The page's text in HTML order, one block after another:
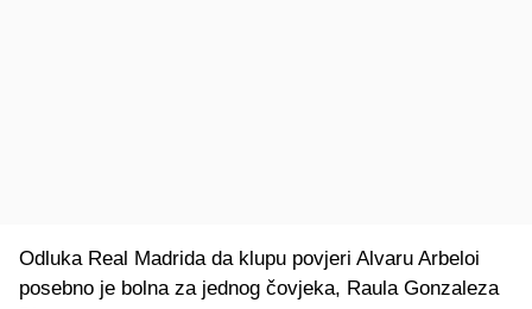
Odluka Real Madrida da klupu povjeri Alvaru Arbeloi
posebno je bolna za jednog čovjeka, Raula Gonzaleza